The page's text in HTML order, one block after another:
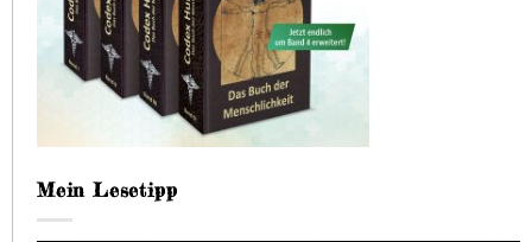
Mein Lesetipp